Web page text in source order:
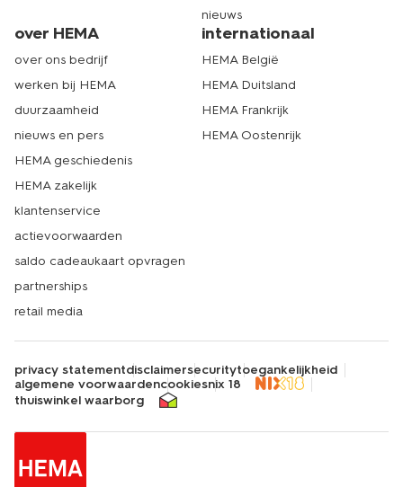
nieuws
over HEMA
over ons bedrijf
werken bij HEMA
duurzaamheid
nieuws en pers
HEMA geschiedenis
HEMA zakelijk
klantenservice
actievoorwaarden
saldo cadeaukaart opvragen
partnerships
retail media
internationaal
HEMA België
HEMA Duitsland
HEMA Frankrijk
HEMA Oostenrijk
privacy statementdisclaimersecuritytoegankelijkheid
algemene voorwaardencookiesnix 18
thuiswinkel waarborg